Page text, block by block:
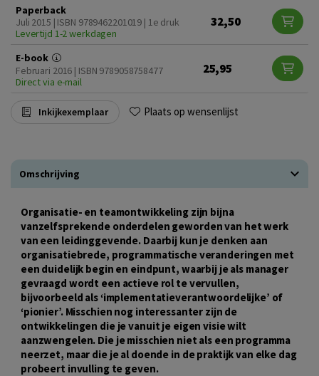
Paperback
Juli 2015 | ISBN 9789462201019 | 1e druk
Levertijd 1-2 werkdagen
32,50
E-book
Februari 2016 | ISBN 9789058758477
Direct via e-mail
25,95
Inkijkexemplaar Plaats op wensenlijst
Omschrijving
Organisatie- en teamontwikkeling zijn bijna
vanzelfsprekende onderdelen geworden van het werk
van een leidinggevende. Daarbij kun je denken aan
organisatiebrede, programmatische veranderingen met
een duidelijk begin en eindpunt, waarbij je als manager
gevraagd wordt een actieve rol te vervullen,
bijvoorbeeld als ‘implementatieverantwoordelijke’ of
‘pionier’. Misschien nog interessanter zijn de
ontwikkelingen die je vanuit je eigen visie wilt
aanzwengelen. Die je misschien niet als een programma
neerzet, maar die je al doende in de praktijk van elke dag
probeert invulling te geven.